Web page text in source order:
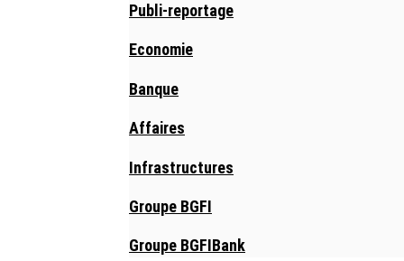
Publi-reportage
Economie
Banque
Affaires
Infrastructures
Groupe BGFI
Groupe BGFIBank